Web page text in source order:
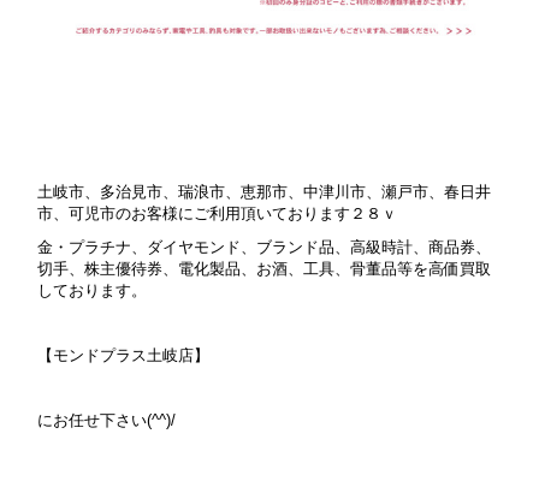
土岐市、多治見市、瑞浪市、恵那市、中津川市、瀬戸市、春日井
市、可児市のお客様にご利用頂いております２８ｖ
金・プラチナ、ダイヤモンド、ブランド品、高級時計、商品券、
切手、株主優待券、電化製品、お酒、工具、骨董品等を高価買取
しております。
【モンドプラス土岐店】
にお任せ下さい(^^)/